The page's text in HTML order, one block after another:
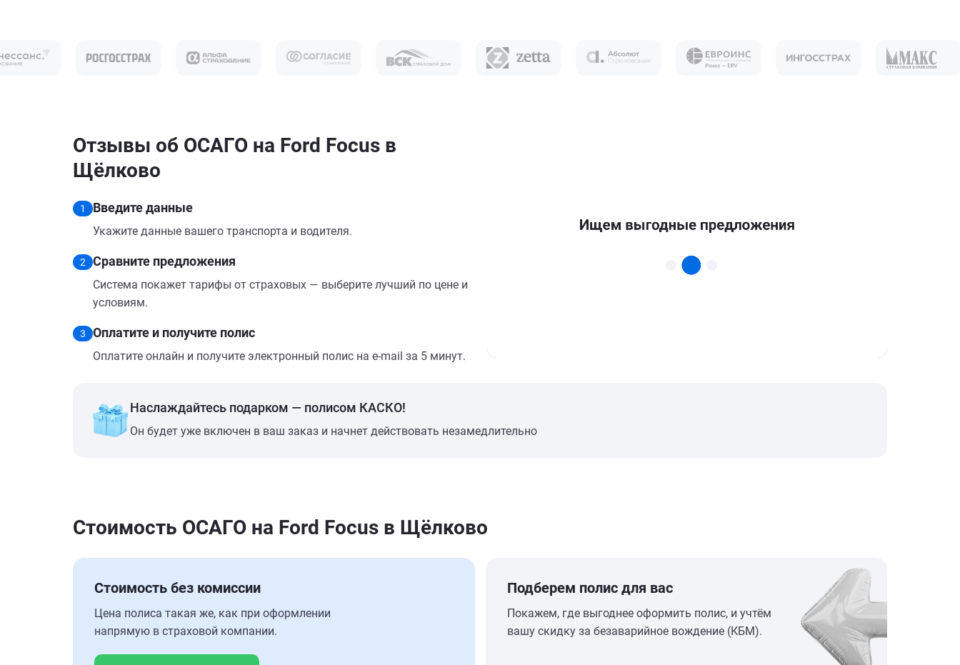
Отзывы об ОСАГО на Ford Focus в
Щёлково
1 Введите данные
Укажите данные вашего транспорта и водителя.
2 Сравните предложения
Система покажет тарифы от страховых — выберите лучший по цене и
условиям.
3 Оплатите и получите полис
Оплатите онлайн и получите электронный полис на e-mail за 5 минут.
Наслаждайтесь подарком — полисом КАСКО!
Он будет уже включен в ваш заказ и начнет действовать незамедлительно
Стоимость ОСАГО на Ford Focus в Щёлково
Стоимость без комиссии
Цена полиса такая же, как при оформлении
напрямую в страховой компании.
Подберем полис для вас
Покажем, где выгоднее оформить полис, и учтём
вашу скидку за безаварийное вождение (КБМ).